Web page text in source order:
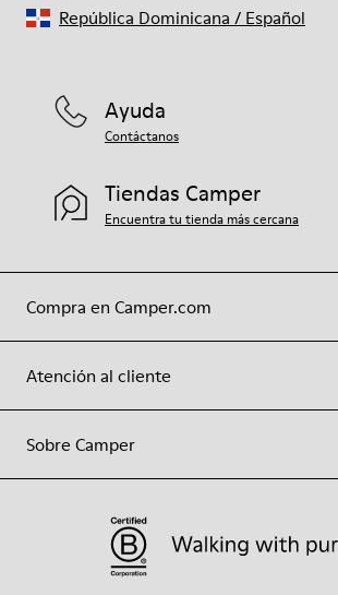
Compra en Camper.com
Atención al cliente
Sobre Camper
Ayuda
Contáctanos
Tiendas Camper
Encuentra tu tienda más cercana
República Dominicana / Español